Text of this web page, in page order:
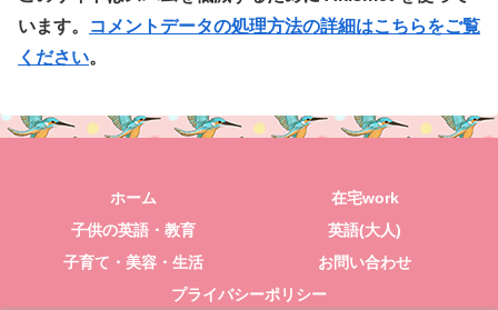
います。
コメントデータの処理方法の詳細はこちらをご覧
ください。
ホーム
在宅work
子供の英語・教育
英語(大人)
子育て・美容・生活
お問い合わせ
プライバシーポリシー